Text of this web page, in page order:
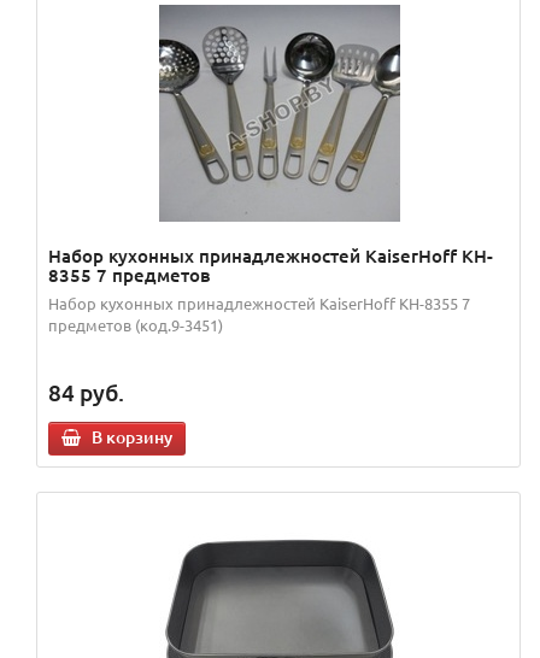
Набор кухонных принадлежностей KaiserHoff KH-
8355 7 предметов
Набор кухонных принадлежностей KaiserHoff KH-8355 7
предметов (код.9-3451)
84 руб.
В корзину